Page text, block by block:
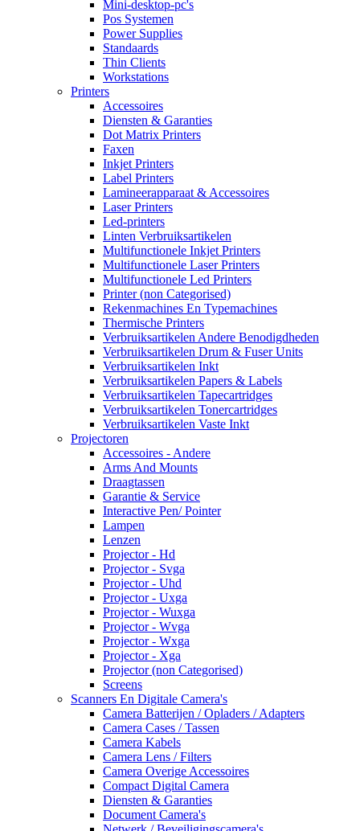
Mini-desktop-pc's
Pos Systemen
Power Supplies
Standaards
Thin Clients
Workstations
Printers
Accessoires
Diensten & Garanties
Dot Matrix Printers
Faxen
Inkjet Printers
Label Printers
Lamineerapparaat & Accessoires
Laser Printers
Led-printers
Linten Verbruiksartikelen
Multifunctionele Inkjet Printers
Multifunctionele Laser Printers
Multifunctionele Led Printers
Printer (non Categorised)
Rekenmachines En Typemachines
Thermische Printers
Verbruiksartikelen Andere Benodigdheden
Verbruiksartikelen Drum & Fuser Units
Verbruiksartikelen Inkt
Verbruiksartikelen Papers & Labels
Verbruiksartikelen Tapecartridges
Verbruiksartikelen Tonercartridges
Verbruiksartikelen Vaste Inkt
Projectoren
Accessoires - Andere
Arms And Mounts
Draagtassen
Garantie & Service
Interactive Pen/ Pointer
Lampen
Lenzen
Projector - Hd
Projector - Svga
Projector - Uhd
Projector - Uxga
Projector - Wuxga
Projector - Wvga
Projector - Wxga
Projector - Xga
Projector (non Categorised)
Screens
Scanners En Digitale Camera's
Camera Batterijen / Opladers / Adapters
Camera Cases / Tassen
Camera Kabels
Camera Lens / Filters
Camera Overige Accessoires
Compact Digital Camera
Diensten & Garanties
Document Camera's